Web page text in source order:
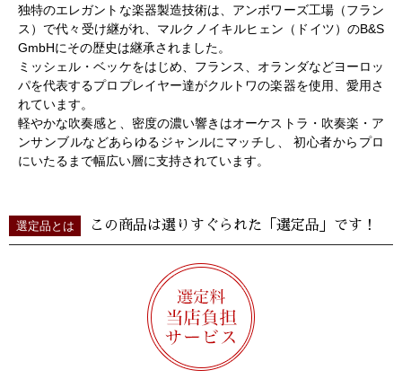
独特のエレガントな楽器製造技術は、アンボワーズ工場（フラン
ス）で代々受け継がれ、マルクノイキルヒェン（ドイツ）のB&S
GmbHにその歴史は継承されました。
ミッシェル・ベッケをはじめ、フランス、オランダなどヨーロッ
パを代表するプロプレイヤー達がクルトワの楽器を使用、愛用さ
れています。
軽やかな吹奏感と、密度の濃い響きはオーケストラ・吹奏楽・ア
ンサンブルなどあらゆるジャンルにマッチし、 初心者からプロ
にいたるまで幅広い層に支持されています。
選定品とは この商品は選りすぐられた「選定品」です！